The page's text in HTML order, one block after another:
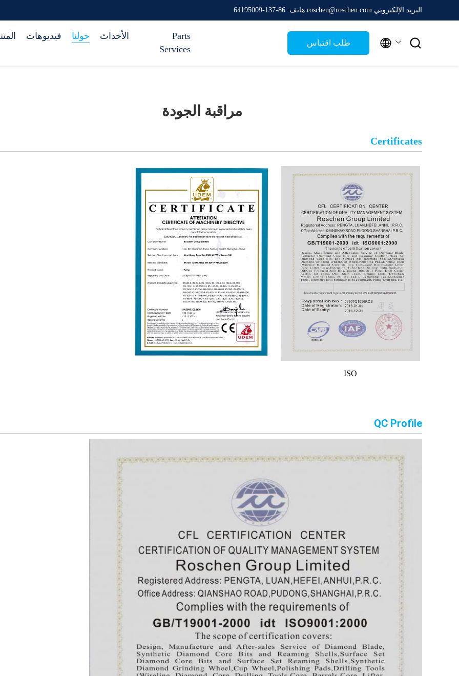
البريد الإلكتروني roschen@roschen.com هاتف: 86-137-64195009
فيديوهات حولنا الأحداث
Parts
Services
طلب اقتباس  
مراقبة الجودة
Certificates
ISO
QC Profile